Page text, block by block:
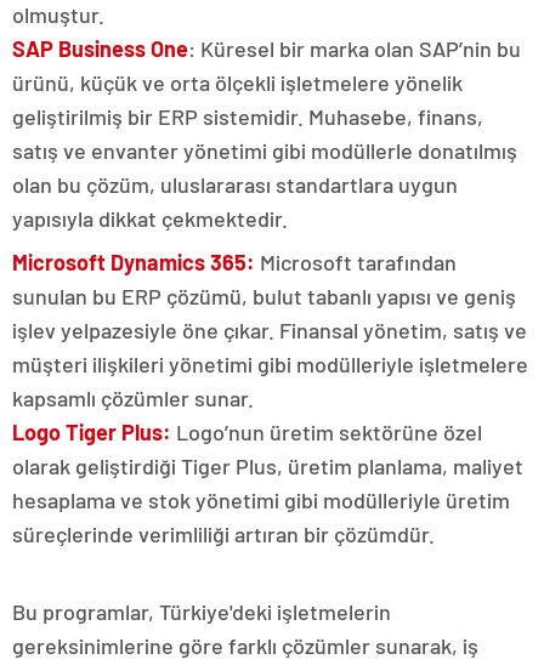
olmuştur.
SAP Business One: Küresel bir marka olan SAP’nin bu
ürünü, küçük ve orta ölçekli işletmelere yönelik
geliştirilmiş bir ERP sistemidir. Muhasebe, finans,
satış ve envanter yönetimi gibi modüllerle donatılmış
olan bu çözüm, uluslararası standartlara uygun
yapısıyla dikkat çekmektedir.
Microsoft Dynamics 365: Microsoft tarafından
sunulan bu ERP çözümü, bulut tabanlı yapısı ve geniş
işlev yelpazesiyle öne çıkar. Finansal yönetim, satış ve
müşteri ilişkileri yönetimi gibi modülleriyle işletmelere
kapsamlı çözümler sunar.
Logo Tiger Plus: Logo’nun üretim sektörüne özel
olarak geliştirdiği Tiger Plus, üretim planlama, maliyet
hesaplama ve stok yönetimi gibi modülleriyle üretim
süreçlerinde verimliliği artıran bir çözümdür.
Bu programlar, Türkiye'deki işletmelerin
gereksinimlerine göre farklı çözümler sunarak, iş